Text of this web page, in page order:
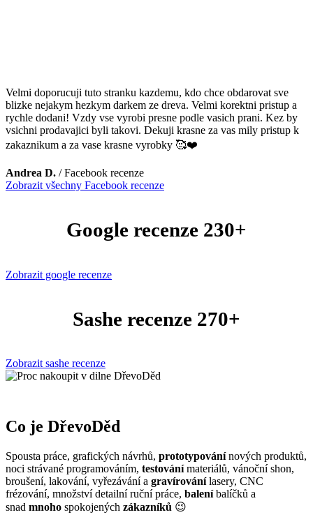
Velmi doporucuji tuto stranku kazdemu, kdo chce obdarovat sve
blizke nejakym hezkym darkem ze dreva. Velmi korektni pristup a
rychle dodani! Vzdy vse vyrobi presne podle vasich prani. Kez by
vsichni prodavajici byli takovi. Dekuji krasne za vas mily pristup k
zakaznikum a za vase krasne vyrobky 🥰❤️
Andrea D. /Facebook recenze
Zobrazit všechny Facebook recenze
Google recenze 230+
Zobrazit google recenze
Sashe recenze 270+
Zobrazit sashe recenze
Co je DřevoDěd
Spousta práce, grafických návrhů, prototypovánínových produktů,
noci strávané programováním, testovánímateriálů, vánoční shon,
broušení, lakování, vyřezávání a gravírovánílasery, CNC
frézování, množství detailní ruční práce, baleníbalíčků a
snad mnoho spokojených zákazníků 😉